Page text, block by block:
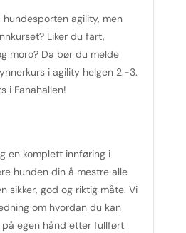
hundesporten agility, men
Liker du fart,
moro? Da bør du melde
i agility helgen 2.-3.
i Fanahallen!
en komplett innføring i
hunden din å mestre alle
sikker, god og riktig måte. Vi
om hvordan du kan
egen hånd etter fullført